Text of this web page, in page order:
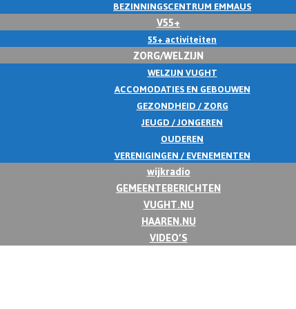
BEZINNINGSCENTRUM EMMAUS
V55+
55+ activiteiten
ZORG/WELZIJN
WELZIJN VUGHT
ACCOMODATIES EN GEBOUWEN
GEZONDHEID / ZORG
JEUGD / JONGEREN
OUDEREN
VERENIGINGEN / EVENEMENTEN
wijkradio
GEMEENTEBERICHTEN
VUGHT.NU
HAAREN.NU
VIDEO’S